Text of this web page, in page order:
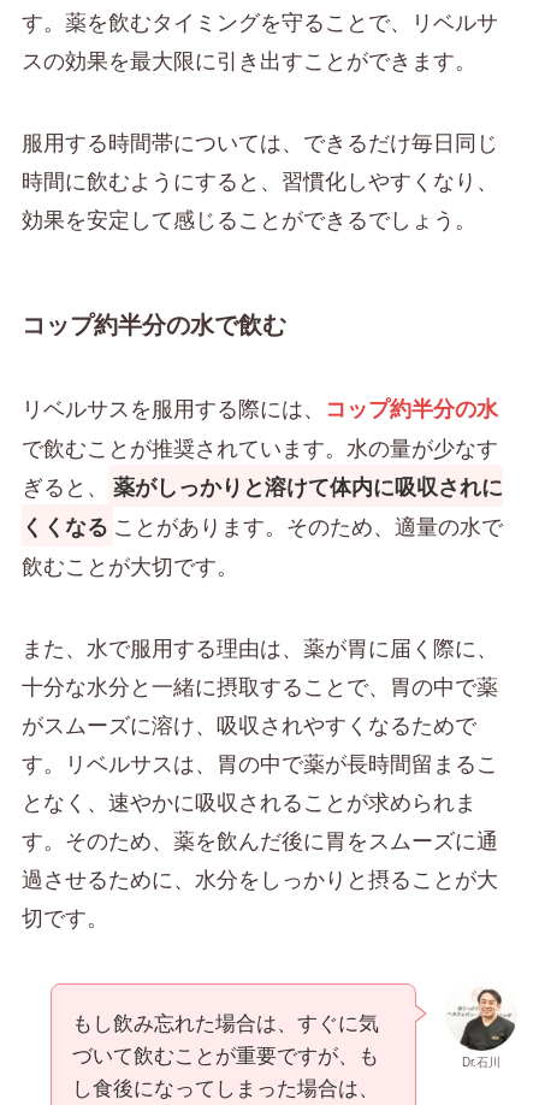
す。薬を飲むタイミングを守ることで、リベルサ
スの効果を最大限に引き出すことができます。
服用する時間帯については、できるだけ毎日同じ
時間に飲むようにすると、習慣化しやすくなり、
効果を安定して感じることができるでしょう。
コップ約半分の水で飲む
リベルサスを服用する際には、 コップ約半分の水
で飲むことが推奨されています。水の量が少なす
ぎると、
薬がしっかりと溶けて体内に吸収されに
くくなる ことがあります。そのため、適量の水で
飲むことが大切です。
また、水で服用する理由は、薬が胃に届く際に、
十分な水分と一緒に摂取することで、胃の中で薬
がスムーズに溶け、吸収されやすくなるためで
す。リベルサスは、胃の中で薬が長時間留まるこ
となく、速やかに吸収されることが求められま
す。そのため、薬を飲んだ後に胃をスムーズに通
過させるために、水分をしっかりと摂ることが大
切です。
Dr.石川
もし飲み忘れた場合は、すぐに気
づいて飲むことが重要ですが、も
し食後になってしまった場合は、